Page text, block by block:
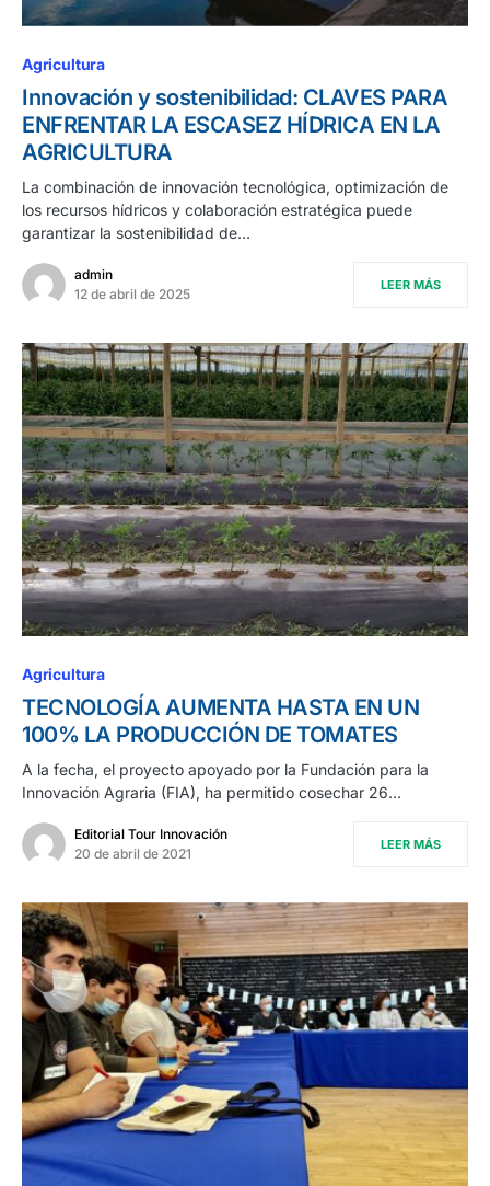
Agricultura
Innovación y sostenibilidad: CLAVES PARA
ENFRENTAR LA ESCASEZ HÍDRICA EN LA
AGRICULTURA
La combinación de innovación tecnológica, optimización de
los recursos hídricos y colaboración estratégica puede
garantizar la sostenibilidad de…
admin
12 de abril de 2025
LEER MÁS
Agricultura
TECNOLOGÍA AUMENTA HASTA EN UN
100% LA PRODUCCIÓN DE TOMATES
A la fecha, el proyecto apoyado por la Fundación para la
Innovación Agraria (FIA), ha permitido cosechar 26…
Editorial Tour Innovación
20 de abril de 2021
LEER MÁS